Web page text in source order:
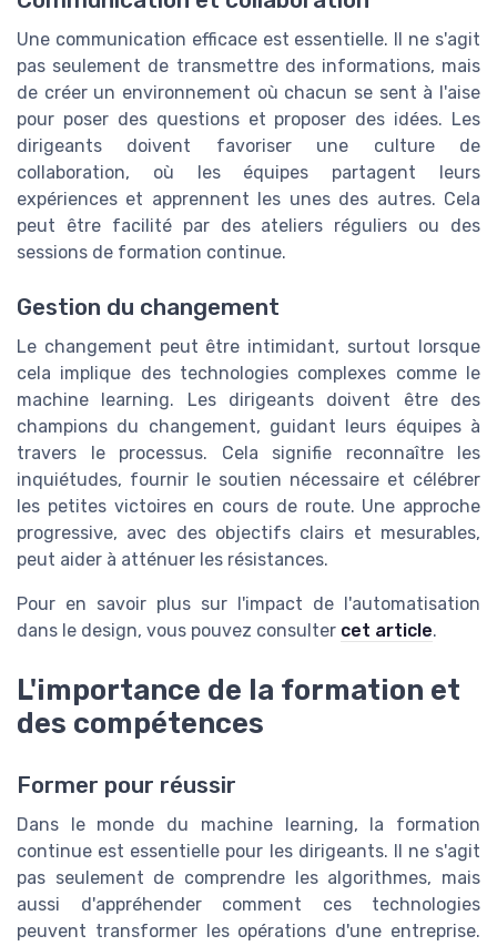
Une communication efficace est essentielle. Il ne s'agit
pas seulement de transmettre des informations, mais
de créer un environnement où chacun se sent à l'aise
pour poser des questions et proposer des idées. Les
dirigeants doivent favoriser une culture de
collaboration, où les équipes partagent leurs
expériences et apprennent les unes des autres. Cela
peut être facilité par des ateliers réguliers ou des
sessions de formation continue.
Gestion du changement
Le changement peut être intimidant, surtout lorsque
cela implique des technologies complexes comme le
machine learning. Les dirigeants doivent être des
champions du changement, guidant leurs équipes à
travers le processus. Cela signifie reconnaître les
inquiétudes, fournir le soutien nécessaire et célébrer
les petites victoires en cours de route. Une approche
progressive, avec des objectifs clairs et mesurables,
peut aider à atténuer les résistances.
Pour en savoir plus sur l'impact de l'automatisation
dans le design, vous pouvez consulter cet article.
L'importance de la formation et
des compétences
Former pour réussir
Dans le monde du machine learning, la formation
continue est essentielle pour les dirigeants. Il ne s'agit
pas seulement de comprendre les algorithmes, mais
aussi d'appréhender comment ces technologies
peuvent transformer les opérations d'une entreprise.